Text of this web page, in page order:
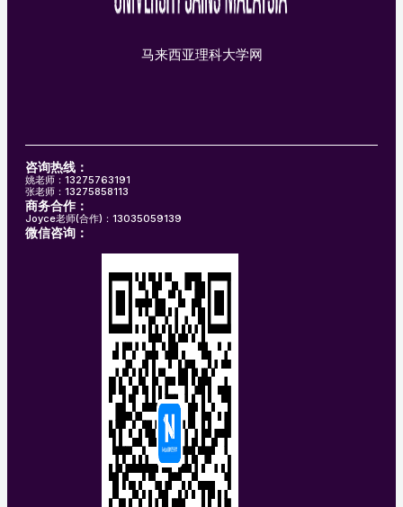
马来西亚理科大学网
咨询热线：
姚老师：13275763191
张老师：13275858113
商务合作：
Joyce老师(合作)：13035059139
微信咨询：